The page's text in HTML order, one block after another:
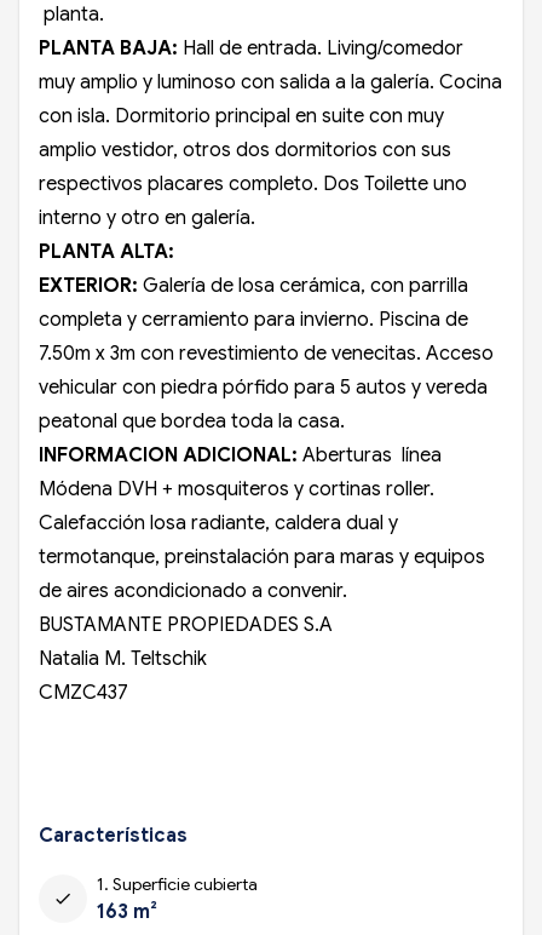
planta.
PLANTA BAJA: Hall de entrada. Living/comedor
muy amplio y luminoso con salida a la galería. Cocina
con isla. Dormitorio principal en suite con muy
amplio vestidor, otros dos dormitorios con sus
respectivos placares completo. Dos Toilette uno
interno y otro en galería.
PLANTA ALTA:
EXTERIOR: Galería de losa cerámica, con parrilla
completa y cerramiento para invierno. Piscina de
7.50m x 3m con revestimiento de venecitas. Acceso
vehicular con piedra pórfido para 5 autos y vereda
peatonal que bordea toda la casa.
INFORMACION ADICIONAL: Aberturas línea
Módena DVH + mosquiteros y cortinas roller.
Calefacción losa radiante, caldera dual y
termotanque, preinstalación para maras y equipos
de aires acondicionado a convenir.
BUSTAMANTE PROPIEDADES S.A
Natalia M. Teltschik
CMZC437
Características
check
1. Superficie cubierta
163 m²